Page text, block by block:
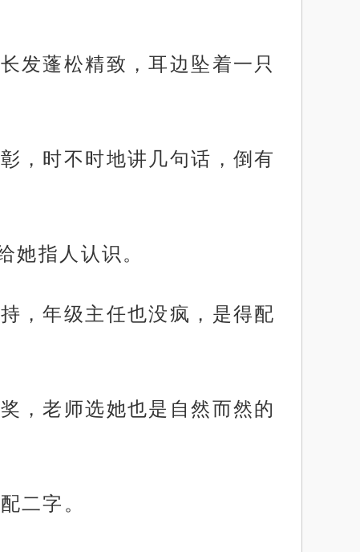
发蓬松精致，耳边坠着一只
，时不时地讲几句话，倒有
她指人认识。
，年级主任也没疯，是得配
，老师选她也是自然而然的
二字。